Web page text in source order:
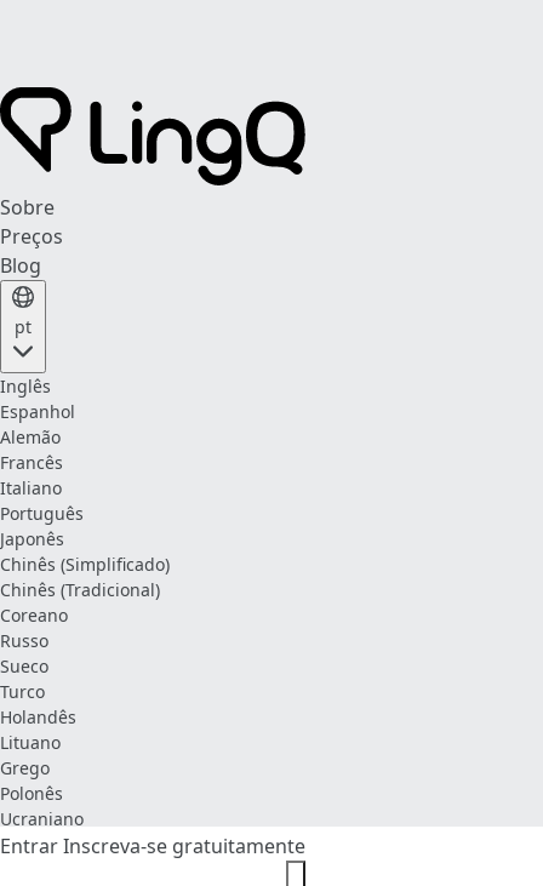
Sobre
Preços
Blog
pt
Inglês
Espanhol
Alemão
Francês
Italiano
Português
Japonês
Chinês (Simplificado)
Chinês (Tradicional)
Coreano
Russo
Sueco
Turco
Holandês
Lituano
Grego
Polonês
Ucraniano
EntrarInscreva-se gratuitamente